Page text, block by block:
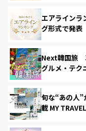
エアライン
グ形式で発表
Next韓国旅
グルメ・テク
旬な“あの人”
載 MY